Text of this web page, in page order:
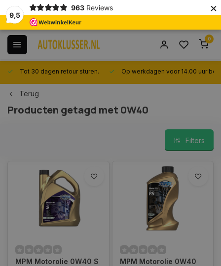
9,5
963 Reviews ×
0
Tot 30 dagen retour sturen. Op werkdagen voor 14.00 uur
Terug
Producten getagd met 0W40
Filters
MPM Motorolie 0W40 S
MPM Motorolie 0W40